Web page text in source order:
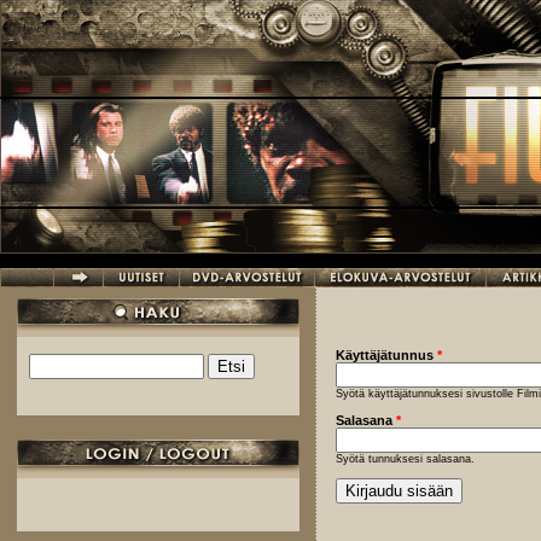
Hyppää pääsisältöön
Hakulomake
Käyttäjätunnus *
Syötä käyttäjätunnuksesi sivustolle
Salasana *
Syötä tunnuksesi salasana.